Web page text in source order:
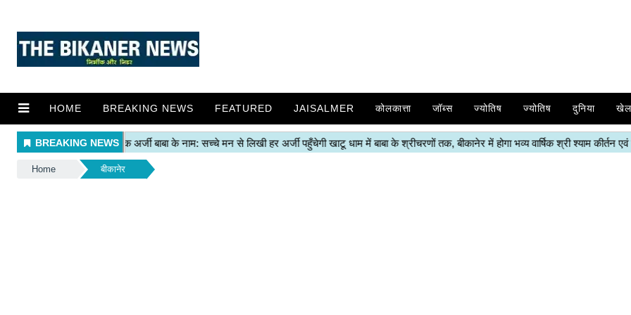
HOME BREAKING NEWS FEATURED JAISALMER कोलकात्ता जॉब्स ज्योतिष ज्योतिष दुनिया खेल
Home बीकानेर